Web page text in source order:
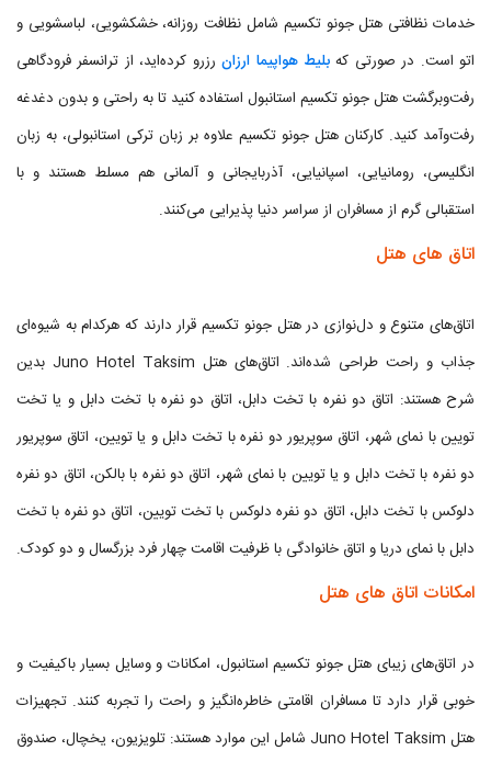
خدمات نظافتی هتل جونو تکسیم شامل نظافت روزانه، خشکشویی، لباسشویی و
اتو است. در صورتی کهبلیط هواپیما ارزانرزرو کرده‌اید، از ترانسفر فرودگاهی
رفت‌وبرگشت هتل جونو تکسیم استانبول استفاده کنید تا به راحتی و بدون دغدغه
رفت‌و‌‌آمد کنید. کارکنان هتل جونو تکسیم علاوه بر زبان ترکی استانبولی، به زبان
انگلیسی، رومانیایی، اسپانیایی، آذربایجانی و آلمانی هم مسلط هستند و با
استقبالی گرم از مسافران از سراسر دنیا پذیرایی می‌کنند.
اتاق های هتل
اتاق‌های متنوع و دل‌نوازی در هتل جونو تکسیم قرار دارند که هرکدام به شیوه‌ای
جذاب و راحت طراحی شده‌اند. اتاق‌های هتل Juno Hotel Taksim بدین
شرح هستند: اتاق دو نفره با تخت دابل، اتاق دو نفره با تخت دابل و یا تخت
تویین با نمای شهر، اتاق سوپریور دو نفره با تخت دابل و یا تویین، اتاق سوپریور
دو نفره با تخت دابل و یا تویین با نمای شهر، اتاق دو نفره با بالکن، اتاق دو نفره
دلوکس با تخت دابل، اتاق دو نفره دلوکس با تخت تویین، اتاق دو نفره با تخت
دابل با نمای دریا و اتاق خانوادگی با ظرفیت اقامت چهار فرد بزرگسال و دو کودک.
امکانات اتاق های هتل
در اتاق‌های زیبای هتل جونو تکسیم استانبول، امکانات و وسایل بسیار باکیفیت و
خوبی قرار دارد تا مسافران اقامتی خاطره‌انگیز و راحت را تجربه کنند. تجهیزات
هتل Juno Hotel Taksim شامل این موارد هستند: تلویزیون، یخچال، صندوق